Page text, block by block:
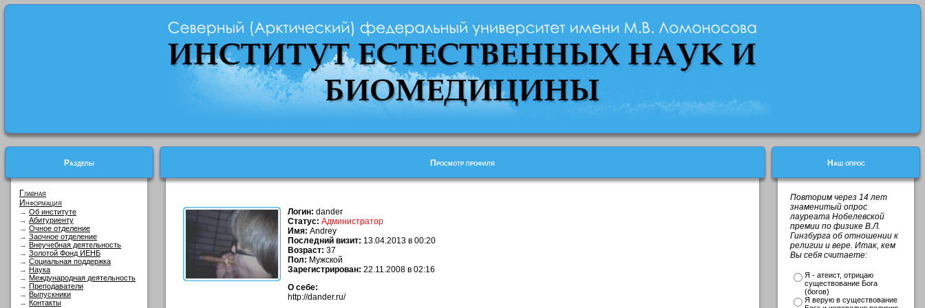
Разделы
Главная
Информация
→ Об институте
→ Абитуриенту
→ Очное отделение
→ Заочное отделение
→ Внеучебная деятельность
→ Золотой Фонд ИЕНБ
→ Социальная поддержка
→ Наука
→ Международная деятельность
→ Преподаватели
→ Выпускники
→ Контакты
Просмотр профиля
Логин: dander
Статус: Администратор
Имя: Andrey
Последний визит: 13.04.2013 в 00:20
Возраст: 37
Пол: Мужской
Зарегистрирован: 22.11.2008 в 02:16
О себе:
http://dander.ru/
Наш опрос
Повторим через 14 лет
знаменитый опрос
лауреата Нобелевской
премии по физике В.Л.
Гинзбурга об отношении к
религии и вере. Итак, кем
Вы себя считаете:
Я - атеист, отрицаю
существование Бога
(богов)
Я верую в существование